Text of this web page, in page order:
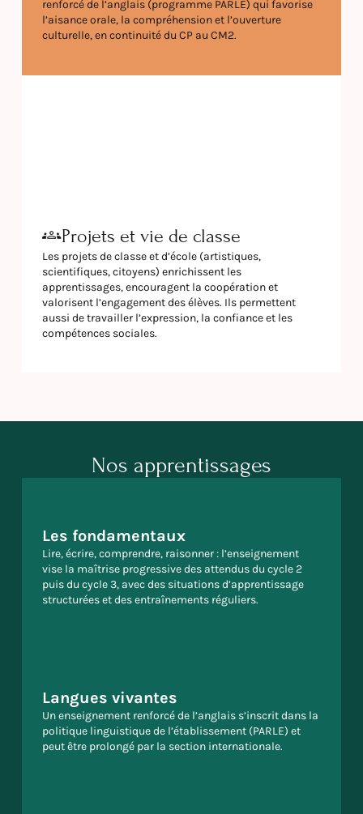
renforcé de l’anglais (programme PARLE) qui favorise
l’aisance orale, la compréhension et l’ouverture
culturelle, en continuité du CP au CM2.
Projets et vie de classe
Les projets de classe et d’école (artistiques,
scientifiques, citoyens) enrichissent les
apprentissages, encouragent la coopération et
valorisent l’engagement des élèves. Ils permettent
aussi de travailler l’expression, la confiance et les
compétences sociales.
Nos apprentissages
Les fondamentaux
Lire, écrire, comprendre, raisonner : l’enseignement
vise la maîtrise progressive des attendus du cycle 2
puis du cycle 3, avec des situations d’apprentissage
structurées et des entraînements réguliers.
Langues vivantes
Un enseignement renforcé de l’anglais s’inscrit dans la
politique linguistique de l’établissement (PARLE) et
peut être prolongé par la section internationale.